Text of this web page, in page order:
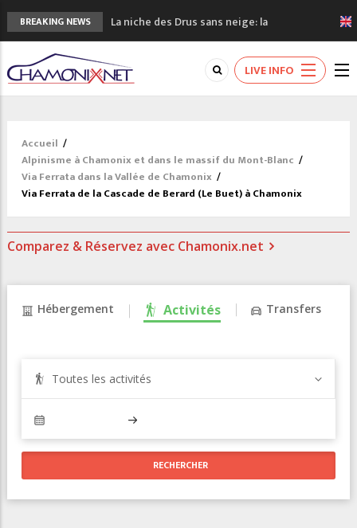
BREAKING NEWS
La niche des Drus sans neige: la
sécheresse en haute montagne
3 bonnes raisons pour visiter le nouveau
Musée du Mont-Blanc
Accidents en montagne: 3 personnes sont
à pied à Chamonix
3eme Chamonix Vallée Classics Festival
LIVE INFO
Accueil /
Alpinisme à Chamonix et dans le massif du Mont-Blanc /
Via Ferrata dans la Vallée de Chamonix /
Via Ferrata de la Cascade de Berard (Le Buet) à Chamonix
Comparez & Réservez avec Chamonix.net
Hébergement Activités Transfers
Toutes les activités